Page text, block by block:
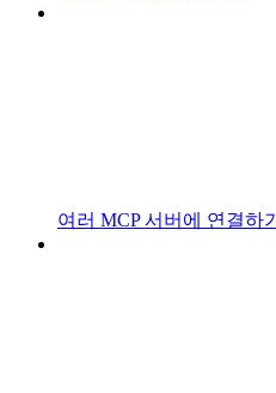
여러 MCP 서버에 연결하기